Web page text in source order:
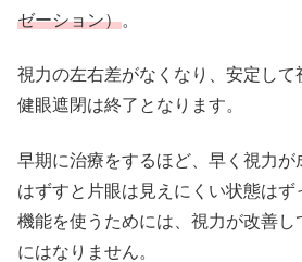
ゼーション）。
視力の左右差がなくなり、安定して
健眼遮閉は終了となります。
早期に治療をするほど、早く視力が
はずすと片眼は見えにくい状態は
機能を使うためには、視力が改善し
にはなりません。